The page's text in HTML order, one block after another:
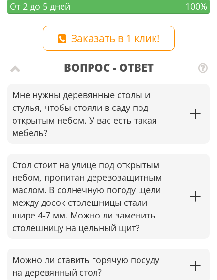
От 2 до 5 дней 100%
Заказать в 1 клик!
ВОПРОС - ОТВЕТ
Мне нужны деревянные столы и
стулья, чтобы стояли в саду под
открытым небом. У вас есть такая
мебель?
Стол стоит на улице под открытым
небом, пропитан деревозащитным
маслом. В солнечную погоду щели
между досок столешницы стали
шире 4-7 мм. Можно ли заменить
столешницу на цельный щит?
Можно ли ставить горячую посуду
на деревянный стол?